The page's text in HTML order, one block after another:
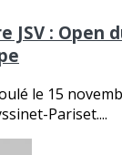
JSV : Open
le 15
Pariset....